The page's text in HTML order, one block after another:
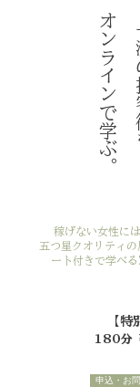
一
オンラインで学ぶ。
稼げない女性に
五つ星クオリティ
ート付きで学べ
【特
180分
申込・お